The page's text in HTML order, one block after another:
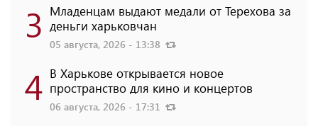
3 Младенцам выдают медали от Терехова за
деньги харьковчан
05 августа, 2026 - 13:38
4 В Харькове открывается новое
пространство для кино и концертов
06 августа, 2026 - 17:31